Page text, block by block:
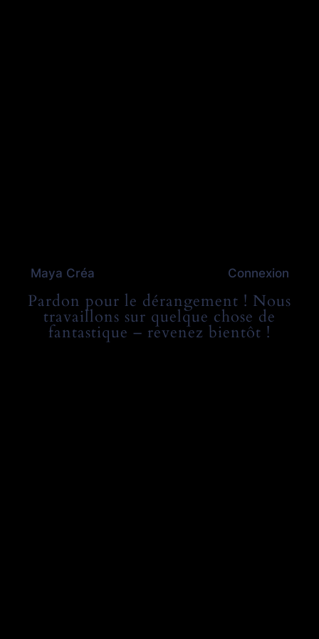
Maya Créa Connexion
Pardon pour le dérangement ! Nous
travaillons sur quelque chose de
fantastique – revenez bientôt !